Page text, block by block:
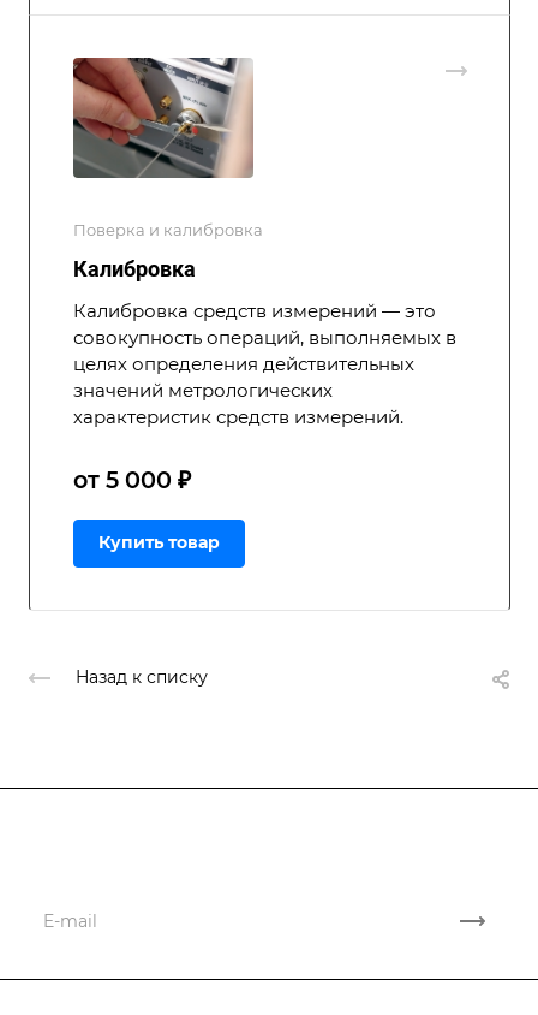
Поверка и калибровка
Калибровка
Калибровка средств измерений — это
совокупность операций, выполняемых в
целях определения действительных
значений метрологических
характеристик средств измерений.
от 5 000 ₽
Купить товар
Назад к списку